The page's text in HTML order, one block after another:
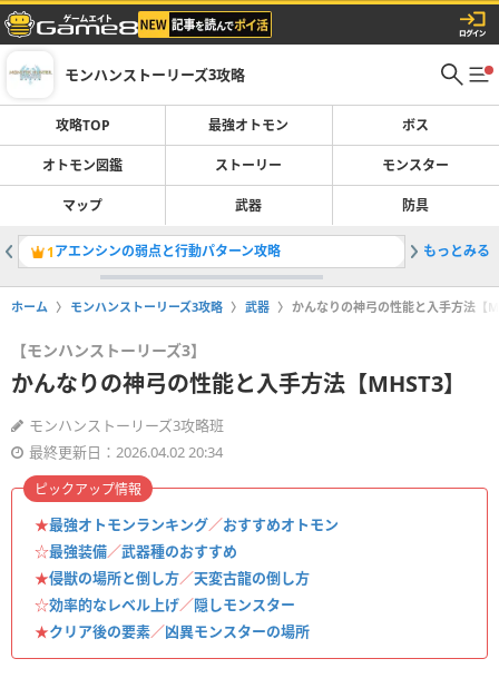
モンハンストーリーズ3攻略
攻略TOP 最強オトモン ボス
オトモン図鑑 ストーリー モンスター
マップ 武器 防具
1アエンシンの弱点と行動パターン攻略 2最強オ
もっとみる
ホーム モンハンストーリーズ3攻略 武器 かんなりの神弓の性能と入手方法【
【モンハンストーリーズ3】
かんなりの神弓の性能と入手方法【MHST3】
モンハンストーリーズ3攻略班
最終更新日：2026.04.02 20:34
★最強オトモンランキング／おすすめオトモン
☆最強装備／武器種のおすすめ
★侵獣の場所と倒し方／天変古龍の倒し方
☆効率的なレベル上げ／隠しモンスター
★クリア後の要素／凶異モンスターの場所
ピックアップ情報